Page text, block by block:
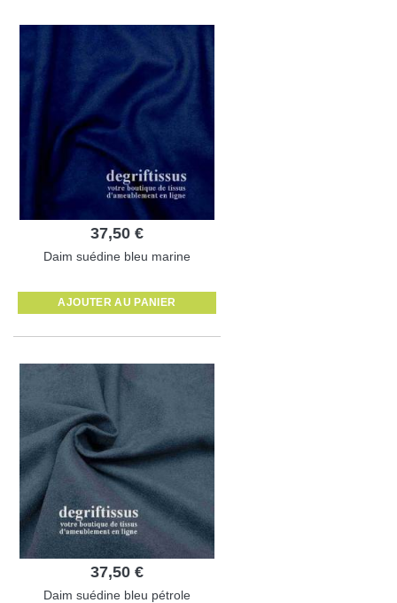
37,50 €
Daim suédine bleu marine
AJOUTER AU PANIER
37,50 €
Daim suédine bleu pétrole